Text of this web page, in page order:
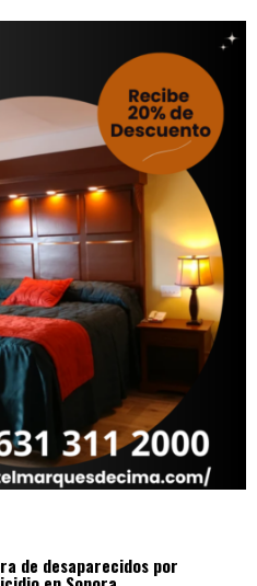
de desaparecidos por